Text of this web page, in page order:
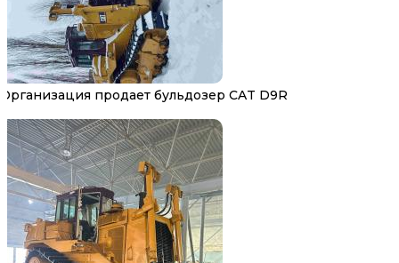
Организация продает бульдозер CAT D9R